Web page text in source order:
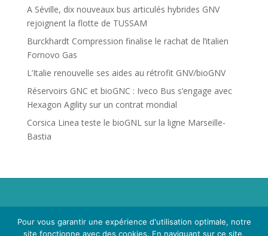
A Séville, dix nouveaux bus articulés hybrides GNV
rejoignent la flotte de TUSSAM
Burckhardt Compression finalise le rachat de l’italien
Fornovo Gas
L’Italie renouvelle ses aides au rétrofit GNV/bioGNV
Réservoirs GNC et bioGNC : Iveco Bus s’engage avec
Hexagon Agility sur un contrat mondial
Corsica Linea teste le bioGNL sur la ligne Marseille-
Bastia
Propriété de Territoire d'Energie Lot-et-Garonne. Voir
Mentions LégalesetPolitique de Confidentialité.
Pour vous garantir une expérience d'utilisation optimale, notre
site fonctionne avec des cookies. En naviguant sur ce site,